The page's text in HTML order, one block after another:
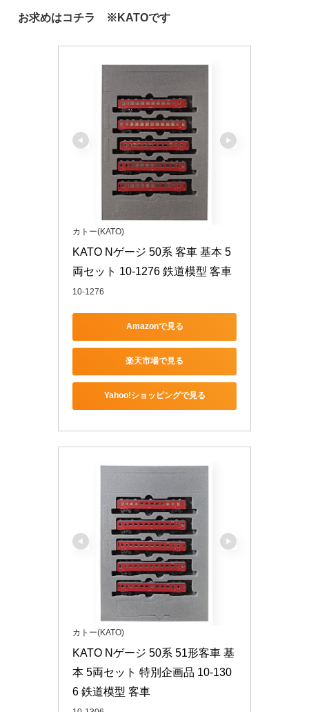
お求めはコチラ ※KATOです
カトー(KATO)
KATO Nゲージ 50系 客車 基本 5
両セット 10-1276 鉄道模型 客車
10-1276
Amazonで見る
楽天市場で見る
Yahoo!ショッピングで見る
カトー(KATO)
KATO Nゲージ 50系 51形客車 基
本 5両セット 特別企画品 10-130
6 鉄道模型 客車